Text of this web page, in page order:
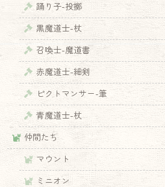
踊り子-投擲
黒魔道士-杖
召喚士-魔道書
赤魔道士-細剣
ピクトマンサー-筆
青魔道士-杖
仲間たち
マウント
ミニオン